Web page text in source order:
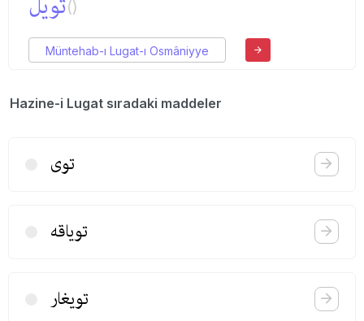
()
Müntehab-ı Lugat-ı Osmâniyye
Hazine-i Lugat sıradaki maddeler
توی
تویاقه
تویغار